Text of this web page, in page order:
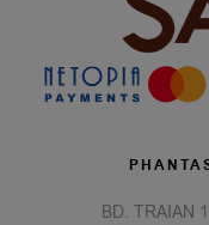
BD. TRAIAN